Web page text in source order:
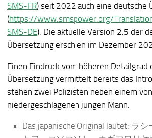
SMS-FR) seit 2022 auch eine deutsche
(https://www.smspower.org/
SMS-DE). Die aktuelle Version 2.5 der
Übersetzung erschien im Dezember
Einen Eindruck vom höheren Detailgrad
Übersetzung vermittelt bereits das
stehen zwei Polizisten neben einem
niedergeschlagenen jungen Mann.
Das japanische Original lautet: ラ